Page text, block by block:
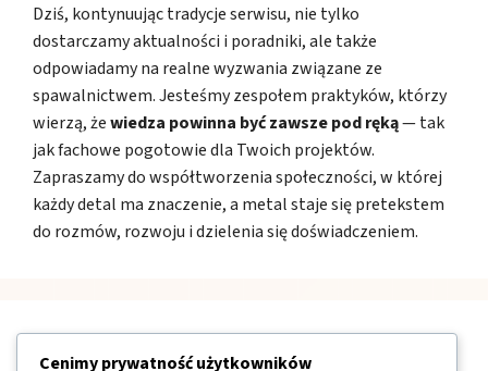
Dziś, kontynuując tradycje serwisu, nie tylko
dostarczamy aktualności i poradniki, ale także
odpowiadamy na realne wyzwania związane ze
spawalnictwem. Jesteśmy zespołem praktyków, którzy
wierzą, żewiedza powinna być zawsze pod ręką— tak
jak fachowe pogotowie dla Twoich projektów.
Zapraszamy do współtworzenia społeczności, w której
każdy detal ma znaczenie, a metal staje się pretekstem
do rozmów, rozwoju i dzielenia się doświadczeniem.
Cenimy prywatność użytkowników